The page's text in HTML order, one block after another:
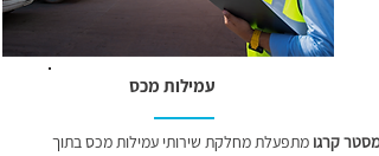
עמילות מכס
מסטר קרגו מתפעלת מחלקת שירותי עמילות מכס בתוך